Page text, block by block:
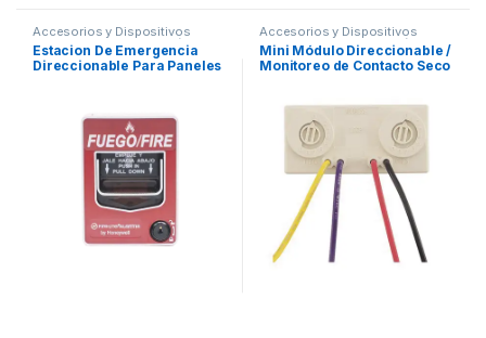
Accesorios y Dispositivos
Direccionables Detección de
Fuego
Estacion De Emergencia
Direccionable Para Paneles
Accesorios y Dispositivos
Direccionables, Detección de
Fuego
Mini Módulo Direccionable /
Monitoreo de Contacto Seco